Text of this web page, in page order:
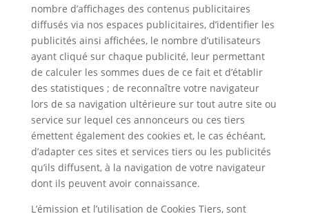
nombre d’affichages des contenus publicitaires
diffusés via nos espaces publicitaires, d’identifier les
publicités ainsi affichées, le nombre d’utilisateurs
ayant cliqué sur chaque publicité, leur permettant
de calculer les sommes dues de ce fait et d’établir
des statistiques ; de reconnaître votre navigateur
lors de sa navigation ultérieure sur tout autre site ou
service sur lequel ces annonceurs ou ces tiers
émettent également des cookies et, le cas échéant,
d’adapter ces sites et services tiers ou les publicités
qu’ils diffusent, à la navigation de votre navigateur
dont ils peuvent avoir connaissance.
L’émission et l’utilisation de Cookies Tiers, sont